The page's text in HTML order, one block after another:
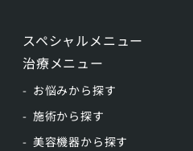
スペシャルメニュー
治療メニュー
お悩みから探す
施術から探す
美容機器から探す